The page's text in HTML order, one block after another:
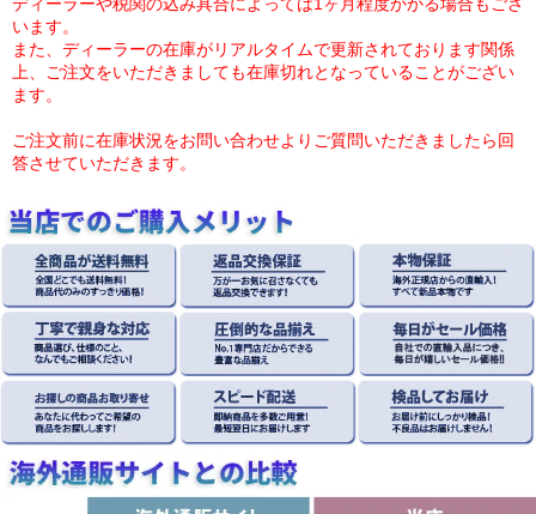
います。
また、ディーラーの在庫がリアルタイムで更新されております関係
上、ご注文をいただきましても在庫切れとなっていることがござい
ます。
ご注文前に在庫状況をお問い合わせよりご質問いただきましたら回
答させていただきます。